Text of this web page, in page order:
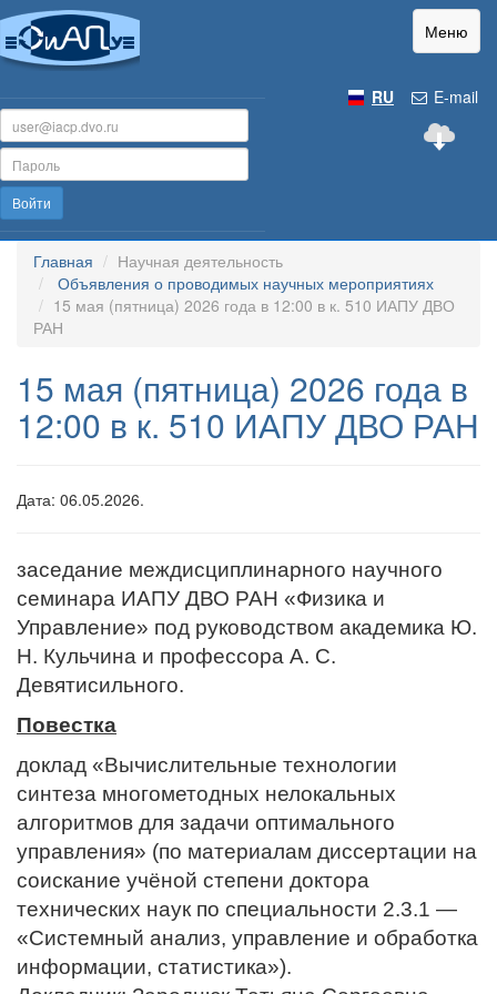
Меню
E-mail
RU
Войти
Главная
Научная деятельность
Объявления о проводимых научных мероприятиях
15 мая (пятница) 2026 года в 12:00 в к. 510 ИАПУ ДВО
РАН
15 мая (пятница) 2026 года в
12:00 в к. 510 ИАПУ ДВО РАН
Дата: 06.05.2026.
заседание междисциплинарного научного
семинара ИАПУ ДВО РАН «Физика и
Управление» под руководством академика Ю.
Н. Кульчина и профессора А. С.
Девятисильного.
Повестка
доклад «Вычислительные технологии
синтеза многометодных нелокальных
алгоритмов для задачи оптимального
управления» (по материалам диссертации на
соискание учёной степени доктора
технических наук по специальности 2.3.1 —
«Системный анализ, управление и обработка
информации, статистика»).